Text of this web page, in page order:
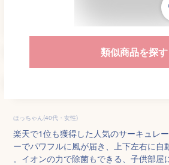
類似商品を探す
ほっちゃん(40代・女性)
楽天で1位も獲得した人気のサーキュレ
ーでパワフルに風が届き、上下左右に自
。イオンの力で除菌もできる、子供部屋